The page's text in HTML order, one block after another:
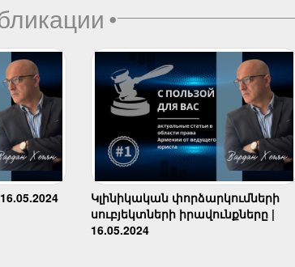
•
Կլինիկական փորձարկումների
սուբյեկտների իրավունքները |
16.05.2024